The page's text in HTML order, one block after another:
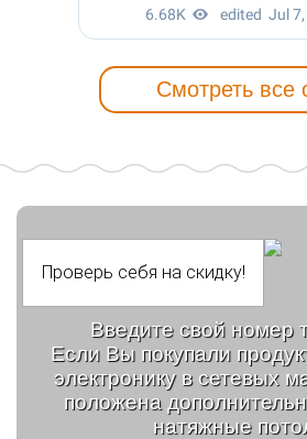
Смотреть все
Введите свой номер
Если Вы покупали
электронику в сетевых
положена
натяжные